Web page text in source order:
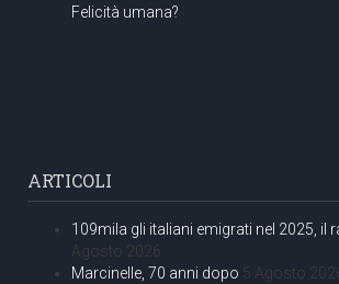
Felicità umana?
ARTICOLI
109mila gli italiani emigrati nel 2025, il
Agosto 2026
Marcinelle, 70 anni dopo 5 Agosto